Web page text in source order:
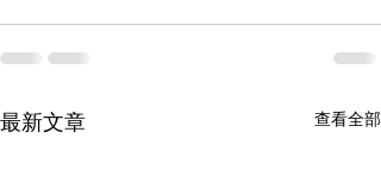
最新文章 查看全部